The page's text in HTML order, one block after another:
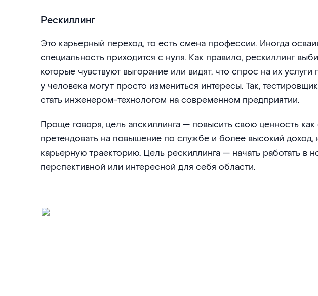
Рескиллинг
Это карьерный переход, то есть смена профессии. Иногда
специальность приходится с нуля. Как правило, рескиллинг
которые чувствуют выгорание или видят, что спрос на их услуги
у человека могут просто измениться интересы. Так,
стать инженером-технологом на современном предприятии.
Проще говоря, цель апскиллинга — повысить свою ценность как
претендовать на повышение по службе и более высокий доход,
карьерную траекторию. Цель рескиллинга — начать работать в
перспективной или интересной для себя области.